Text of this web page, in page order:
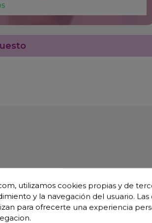
de la cocina o hacia el área de
utilizamos cookies propias y de
y la navegación del usuario.
para ofrecerte una experiencia